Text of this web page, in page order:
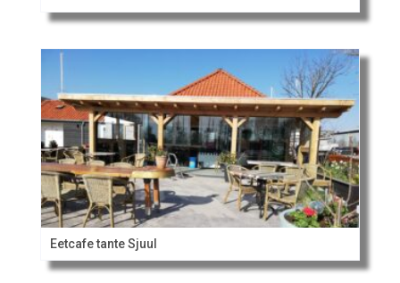
Eetcafe tante Sjuul